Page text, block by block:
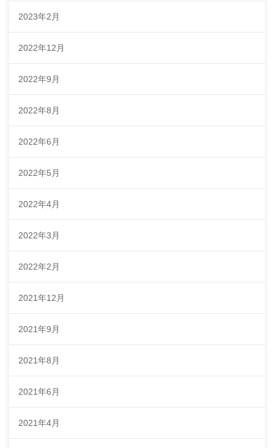
2023年2月
2022年12月
2022年9月
2022年8月
2022年6月
2022年5月
2022年4月
2022年3月
2022年2月
2021年12月
2021年9月
2021年8月
2021年6月
2021年4月